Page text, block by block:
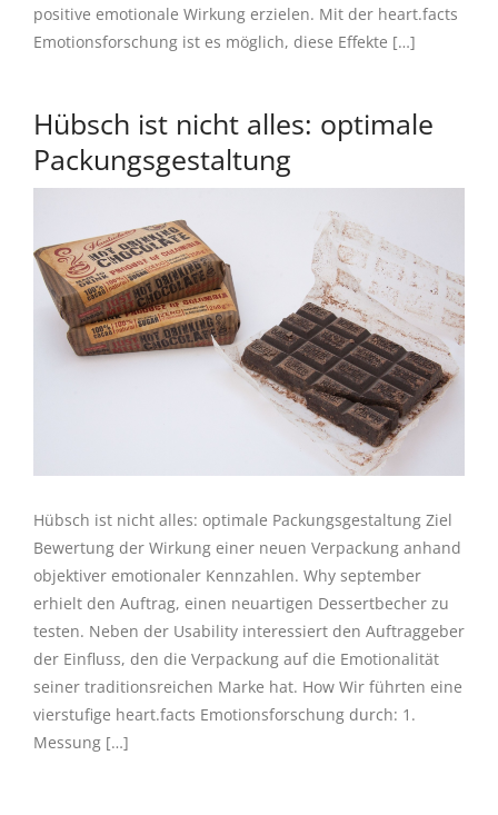
positive emotionale Wirkung erzielen. Mit der heart.facts
Emotionsforschung ist es möglich, diese Effekte […]
Hübsch ist nicht alles: optimale
Packungsgestaltung
Hübsch ist nicht alles: optimale Packungsgestaltung Ziel
Bewertung der Wirkung einer neuen Verpackung anhand
objektiver emotionaler Kennzahlen. Why september
erhielt den Auftrag, einen neuartigen Dessertbecher zu
testen. Neben der Usability interessiert den Auftraggeber
der Einfluss, den die Verpackung auf die Emotionalität
seiner traditionsreichen Marke hat. How Wir führten eine
vierstufige heart.facts Emotionsforschung durch: 1.
Messung […]